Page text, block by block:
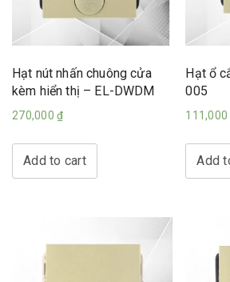
Hạt nút nhấn chuông cửa
kèm hiển thị – EL-DWDM
270,000 ₫
Add to cart
Hạt ổ
005
111,000
Add